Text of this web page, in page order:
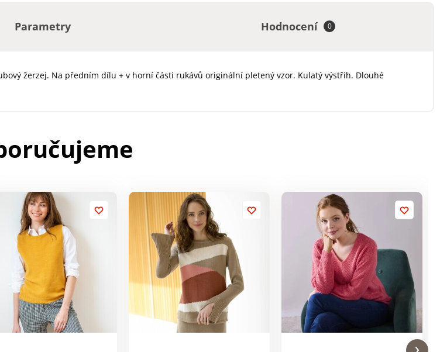
Parametry Hodnocení 0
žerzej. Na předním dílu + v horní části rukávů originální pletený vzor. Kulatý výstřih. Dlouhé